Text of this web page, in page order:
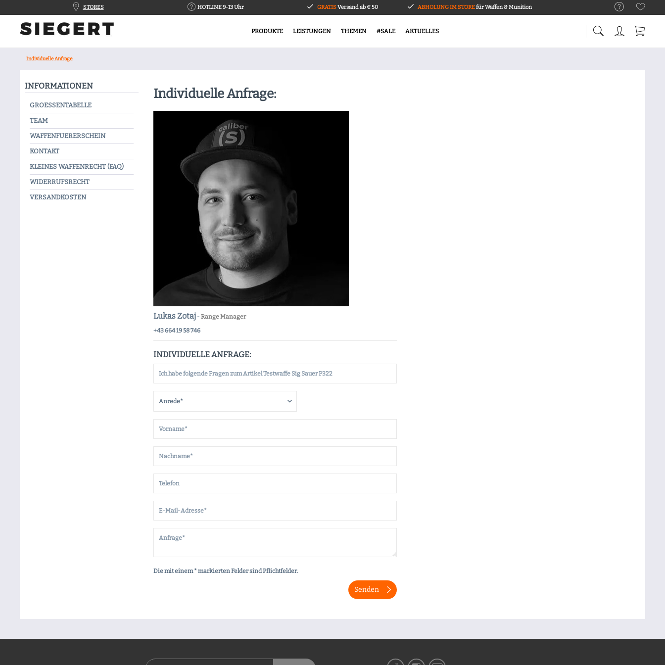
STORES HOTLINE 9-13 Uhr GRATISVersand ab € 50 ABHOLUNG IM STOREfür Waffen & Munition
PRODUKTE LEISTUNGEN THEMEN #SALE AKTUELLES
Individuelle Anfrage:
INFORMATIONEN
GROESSENTABELLE
TEAM
WAFFENFUERERSCHEIN
KONTAKT
KLEINES WAFFENRECHT (FAQ)
WIDERRUFSRECHT
VERSANDKOSTEN
Individuelle Anfrage:
Lukas Zotaj - Range Manager
+43 664 19 58 746
INDIVIDUELLE ANFRAGE:
Die mit einem * markierten Felder sind Pflichtfelder.
Senden